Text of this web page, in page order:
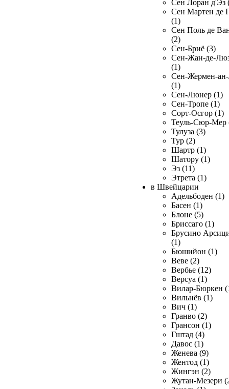
Сен Лоран д'Эз
Сен Мартен де
(1)
Сен Поль де
(2)
Сен-Бриё (3)
Сен-Жан-де-
(1)
Сен-Жермен-
(1)
Сен-Люнер (1)
Сен-Тропе (1)
Сорт-Осгор (1)
Теуль-Сюр-Мер
Тулуза (3)
Тур (2)
Шартр (1)
Шатору (1)
Эз (11)
Этрета (1)
в Швейцарии
Адельбоден (1)
Басен (1)
Блоне (5)
Бриссаго (1)
Брусино
(1)
Бюшийон (1)
Веве (2)
Вербье (12)
Версуа (1)
Вилар-Бюркен
Вильнёв (1)
Вич (1)
Гранво (2)
Грансон (1)
Гштад (4)
Давос (1)
Женева (9)
Жентод (1)
Жингэн (2)
Жутан-Мезери